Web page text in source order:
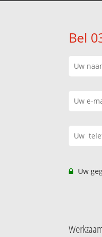
Bel
Uw